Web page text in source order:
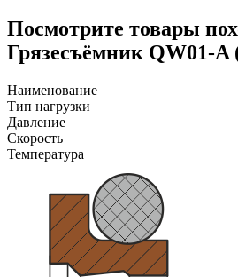
Посмотрите товары
Грязесъёмник QW01-A
Наименование
Тип нагрузки
Давление
Скорость
Температура